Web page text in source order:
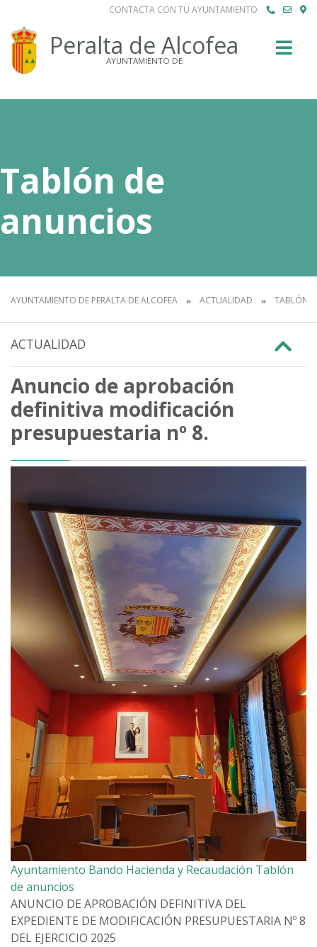
CONTACTA CON TU AYUNTAMIENTO
Peralta de Alcofea
AYUNTAMIENTO DE
Tablón de
anuncios
AYUNTAMIENTO DE PERALTA DE ALCOFEA ACTUALIDAD TABLÓN
ACTUALIDAD
Anuncio de aprobación
definitiva modificación
presupuestaria nº 8.
Ayuntamiento Bando Hacienda y Recaudación Tablón
de anuncios
ANUNCIO DE APROBACIÓN DEFINITIVA DEL
EXPEDIENTE DE MODIFICACIÓN PRESUPUESTARIA Nº 8
DEL EJERCICIO 2025